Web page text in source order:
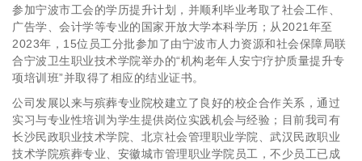
参加宁波市工会的学历提升计划，并顺利毕业考取了社会工作、
广告学、会计学等专业的国家开放大学本科学历；从2021年至
2023年，15位员工分批参加了由宁波市人力资源和社会保障局联
合宁波卫生职业技术学院举办的“机构老年人安宁疗护质量提升专
项培训班”并取得了相应的结业证书。
公司发展以来与殡葬专业院校建立了良好的校企合作关系，通过
实习与专业性培训为学生提供岗位实践机会与经验；目前我司有
长沙民政职业技术学院、北京社会管理职业学院、武汉民政职业
技术学院殡葬专业、安徽城市管理职业学院员工，不少员工已成